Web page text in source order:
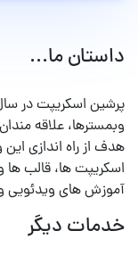
داستان ما...
وبمسترها، علاقه
هدف از راه اندازی
اسکریپت ها، قالب ها
آموزش های ویدئویی و
خدمات دیگر